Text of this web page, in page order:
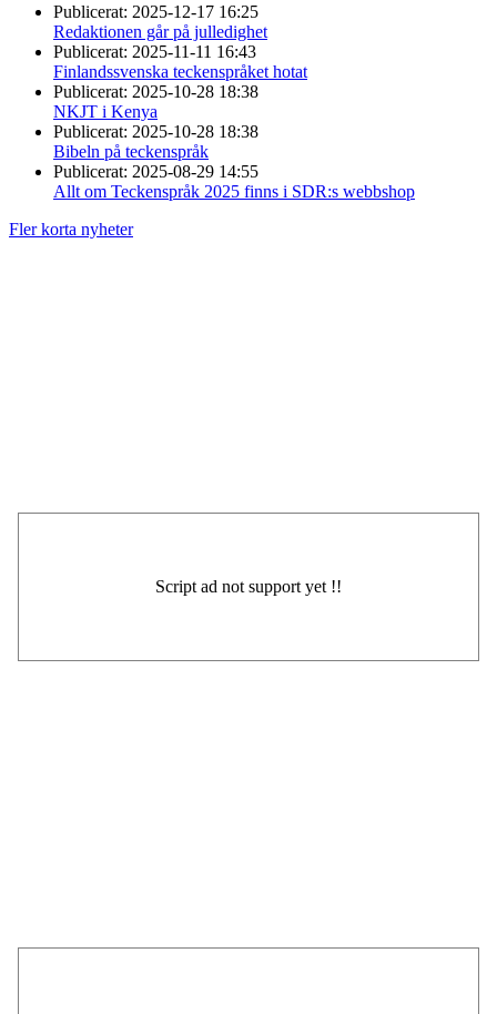
Publicerat: 2025-12-17 16:25
Redaktionen går på julledighet
Publicerat: 2025-11-11 16:43
Finlandssvenska teckenspråket hotat
Publicerat: 2025-10-28 18:38
NKJT i Kenya
Publicerat: 2025-10-28 18:38
Bibeln på teckenspråk
Publicerat: 2025-08-29 14:55
Allt om Teckenspråk 2025 finns i SDR:s webbshop
Fler korta nyheter